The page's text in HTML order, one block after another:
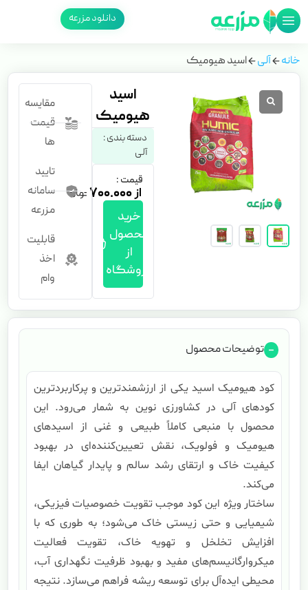
دانلود مزرعه
خانه آلی اسید هیومیک
اسید
هیومیک
دسته بندی :
آلی
قیمت :
۷۰۰.۰۰۰
خرید
محصول
از
فروشگاه
مقایسه
قیمت
ها
تایید
سامانه
مزرعه
قابلیت
اخذ
وام
توضیحات محصول
کود هیومیک اسید یکی از ارزشمندترین و پرکاربردترین
کودهای آلی در کشاورزی نوین به شمار می‌رود. این
محصول با منبعی کاملاً طبیعی و غنی از اسیدهای
هیومیک و فولویک، نقش تعیین‌کننده‌ای در بهبود
کیفیت خاک و ارتقای رشد سالم و پایدار گیاهان ایفا
می‌کند.
ساختار ویژه این کود موجب تقویت خصوصیات فیزیکی،
شیمیایی و حتی زیستی خاک می‌شود؛ به طوری که با
افزایش تخلخل و تهویه خاک، تقویت فعالیت
میکروارگانیسم‌های مفید و بهبود ظرفیت نگهداری آب،
محیطی ایده‌آل برای توسعه ریشه فراهم می‌سازد. نتیجه